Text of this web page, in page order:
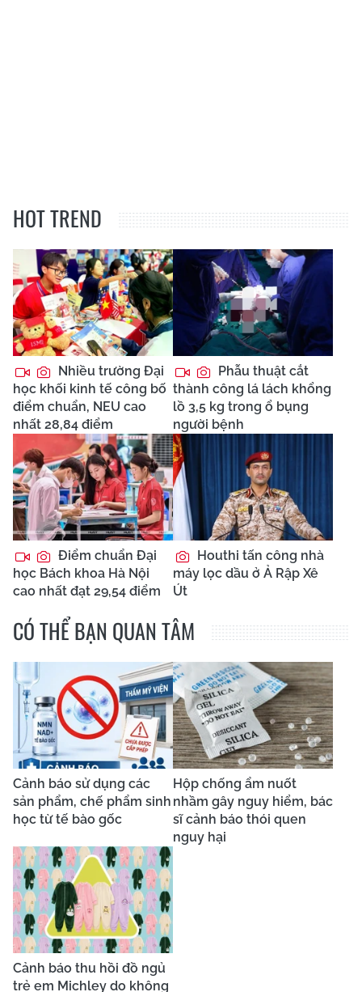
HOT TREND
Nhiều trường Đại
học khối kinh tế công bố
điểm chuẩn, NEU cao
nhất 28,84 điểm
Phẫu thuật cắt
thành công lá lách khổng
lồ 3,5 kg trong ổ bụng
người bệnh
Điểm chuẩn Đại
học Bách khoa Hà Nội
cao nhất đạt 29,54 điểm
Houthi tấn công nhà
máy lọc dầu ở Ả Rập Xê
Út
CÓ THỂ BẠN QUAN TÂM
Cảnh báo sử dụng các
sản phẩm, chế phẩm sinh
học từ tế bào gốc
Hộp chống ẩm nuốt
nhầm gây nguy hiểm, bác
sĩ cảnh báo thói quen
nguy hại
Cảnh báo thu hồi đồ ngủ
trẻ em Michley do không